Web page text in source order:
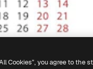
Cookies”, you agree to the